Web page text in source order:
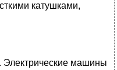
катушками,
Электрические машины